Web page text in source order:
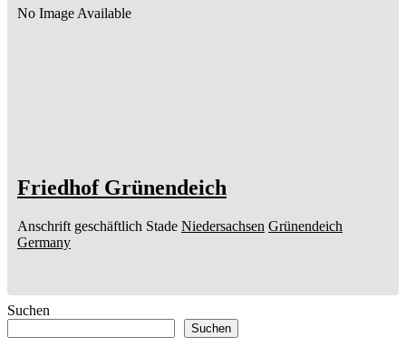
No Image Available
Friedhof Grünendeich
Anschrift geschäftlich Stade Niedersachsen Grünendeich
Germany
Suchen
Suchen